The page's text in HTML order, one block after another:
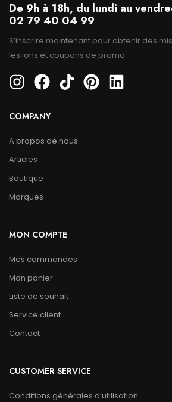
De 9h à 18h, du lundi au
02 79 40 04 99
S’inscrire maintenant pour obtenir des
les ions et coupons de promo.
COMPANY
A propos de nous
Articles
Boutique
Marques
MON COMPTE
Mes commandes
Mon panier
Liste de souhait
Service client
Contact
CUSTOMER SERVICE
Conditions générales d’utilisation